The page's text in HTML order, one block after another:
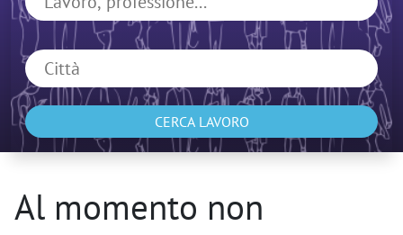
CERCA LAVORO
Al momento non